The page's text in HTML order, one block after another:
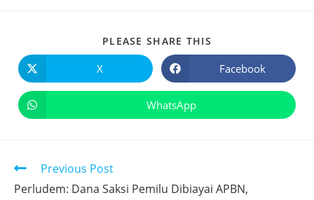
PLEASE SHARE THIS
X Facebook
WhatsApp
Previous Post
Perludem: Dana Saksi Pemilu Dibiayai APBN,